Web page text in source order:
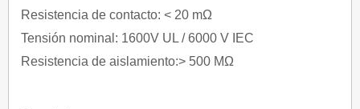
Resistencia de contacto: < 20 mΩ
Tensión nominal: 1600V UL / 6000 V IEC
Resistencia de aislamiento:> 500 MΩ